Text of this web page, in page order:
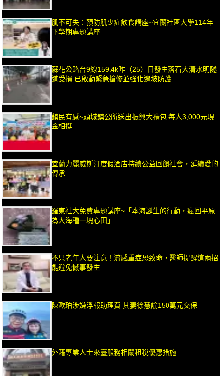
肌不可失：預防肌少症飲食講座~宜蘭社區大學114年
下學期專題講座
蘇花公路台9線159.4k昨（25）日發生落石大清水明隧
道受損 已啟動緊急搶修並強化邊坡防護
鎮民有感~頭城鎮公所送出振興大禮包 每人3,000元現
金相挺
宜蘭力麗威斯汀度假酒店持續公益回饋社會，延續愛的
傳承
羅東社大免費專題講座~「本海誕生的行動，瘋回平原
為大海種一塊心田」
不只老年人要注意！流感重症恐致命，醫師提醒這兩招
能避免憾事發生
陳歐珀涉嫌浮報助理費 其妻徐慧諭150萬元交保
外籍專業人士來臺服務相關租稅優惠措施